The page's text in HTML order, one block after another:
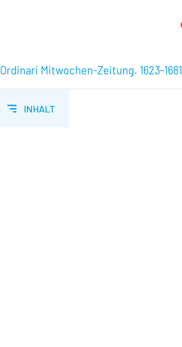
Ordinari Mitwochen-Zeitung. 1623-1681
INHALT